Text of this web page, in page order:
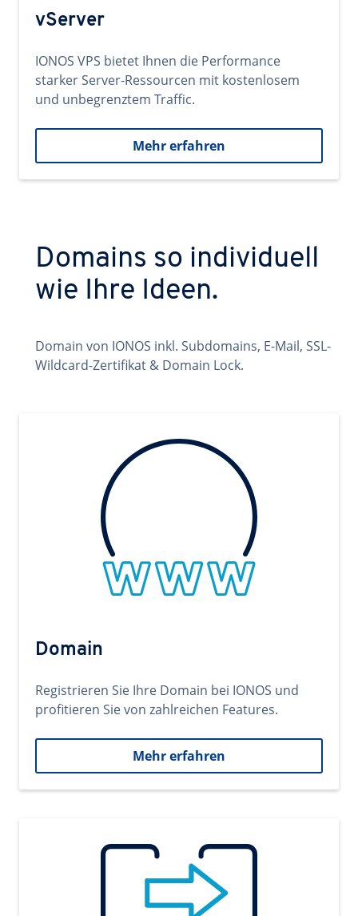
vServer
IONOS VPS bietet Ihnen die Performance
starker Server-Ressourcen mit kostenlosem
und unbegrenztem Traffic.
Mehr erfahren
Domains so individuell
wie Ihre Ideen.
Domain von IONOS inkl. Subdomains, E-Mail, SSL-
Wildcard-Zertifikat & Domain Lock.
Domain
Registrieren Sie Ihre Domain bei IONOS und
profitieren Sie von zahlreichen Features.
Mehr erfahren